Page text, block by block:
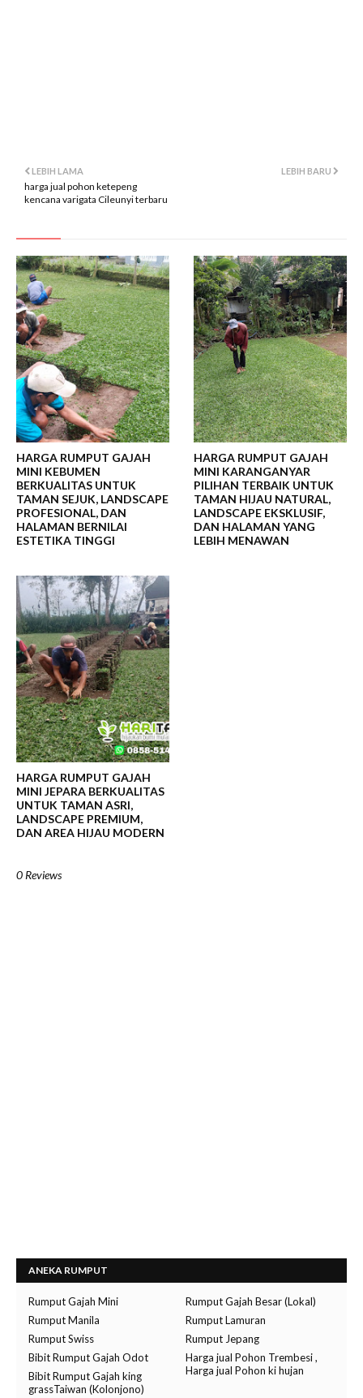
LEBIH BARU
LEBIH LAMA
harga jual pohon ketepeng
kencana varigata Cileunyi terbaru
HARGA RUMPUT GAJAH
MINI KEBUMEN
BERKUALITAS UNTUK
TAMAN SEJUK, LANDSCAPE
PROFESIONAL, DAN
HALAMAN BERNILAI
ESTETIKA TINGGI
HARGA RUMPUT GAJAH
MINI KARANGANYAR
PILIHAN TERBAIK UNTUK
TAMAN HIJAU NATURAL,
LANDSCAPE EKSKLUSIF,
DAN HALAMAN YANG
LEBIH MENAWAN
HARGA RUMPUT GAJAH
MINI JEPARA BERKUALITAS
UNTUK TAMAN ASRI,
LANDSCAPE PREMIUM,
DAN AREA HIJAU MODERN
0 Reviews
ANEKA RUMPUT
Rumput Gajah Mini
Rumput Gajah Besar (Lokal)
Rumput Manila
Rumput Lamuran
Rumput Swiss
Rumput Jepang
Bibit Rumput Gajah Odot
Harga jual Pohon Trembesi ,
Harga jual Pohon ki hujan
Bibit Rumput Gajah king
grassTaiwan (Kolonjono)